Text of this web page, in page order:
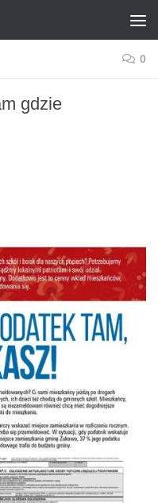
0
gdzie